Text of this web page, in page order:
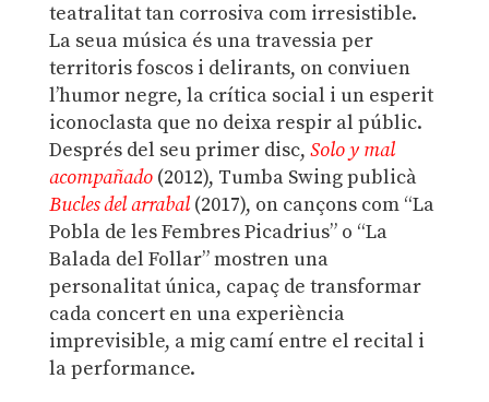
teatralitat tan corrosiva com irresistible.
La seua música és una travessia per
territoris foscos i delirants, on conviuen
l’humor negre, la crítica social i un esperit
iconoclasta que no deixa respir al públic.
Després del seu primer disc, Solo y mal
acompañado(2012), Tumba Swing publicà
Bucles del arrabal (2017), on cançons com “La
Pobla de les Fembres Picadrius” o “La
Balada del Follar” mostren una
personalitat única, capaç de transformar
cada concert en una experiència
imprevisible, a mig camí entre el recital i
la performance.